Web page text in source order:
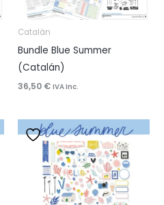
Catalán
Bundle Blue Summer
(Catalán)
36,50 € IVA Inc.